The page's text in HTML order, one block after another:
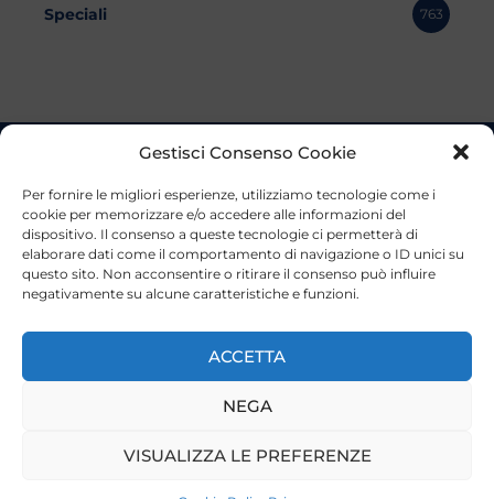
Gestisci Consenso Cookie
Per fornire le migliori esperienze, utilizziamo tecnologie come i
cookie per memorizzare e/o accedere alle informazioni del
dispositivo. Il consenso a queste tecnologie ci permetterà di
elaborare dati come il comportamento di navigazione o ID unici su
questo sito. Non acconsentire o ritirare il consenso può influire
negativamente su alcune caratteristiche e funzioni.
ACCETTA
NEGA
VISUALIZZA LE PREFERENZE
Speciali 763